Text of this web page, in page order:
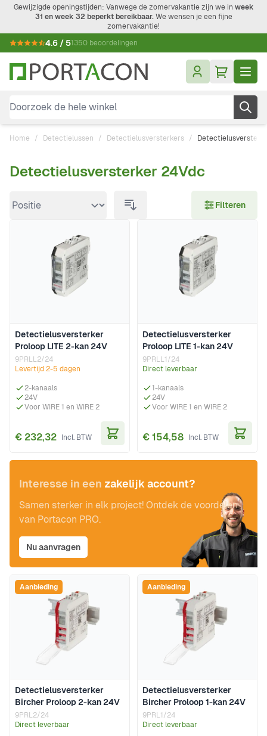
Ga naar de inhoud
Gewijzigde openingstijden: Vanwege de zomervakantie zijn we in week
31 en week 32 beperkt bereikbaar.We wensen je een fijne
zomervakantie!
4.6 / 51350 beoordelingen
Doorzoek de hele winkel
Home / Detectielussen / Detectielusversterkers /
Doorgaan naar productlijst
Detectielusversterker 24Vdc
Filteren
Detectielusversterker
Proloop LITE 2-kan 24V
9PRLL2/24
Levertijd 2-5 dagen
2-kanaals
24V
Voor WIRE 1 en WIRE 2
€ 232,32
Detectielusversterker
Proloop LITE 1-kan 24V
9PRLL1/24
Direct leverbaar
1-kanaals
24V
Voor WIRE 1 en WIRE 2
€ 154,58
Detectielusversterker
Bircher Proloop 2-kan 24V
9PRL2/24
Direct leverbaar
Aanbieding
Detectielusversterker
Bircher Proloop 1-kan 24V
9PRL1/24
Direct leverbaar
Aanbieding
Interesse in een zakelijk account?
Samen sterker in elk project! Ontdek de voordelen
van Portacon PRO.
Nu aanvragen